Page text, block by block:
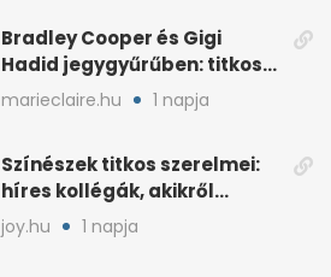
Bradley Cooper és Gigi
Hadid jegygyűrűben: titkos
esküvő jöhet szóba
marieclaire.hu 1 napja
Színészek titkos szerelmei:
híres kollégák, akikről
sokáig hallgattak
joy.hu 1 napja